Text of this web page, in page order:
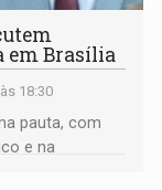
em Brasília
18:30
pauta, com
e na